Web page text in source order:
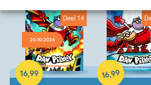
Deel 14
20-10-2026
16,99
Hardcover
16,99
Hardcover